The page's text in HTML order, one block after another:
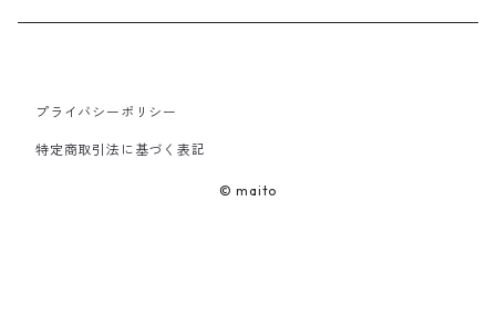
プライバシーポリシー
特定商取引法に基づく表記
© maito